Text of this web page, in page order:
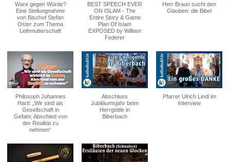
Ware gegen Würde?
Eine Stellungnahme
von Bischof Stefan
Oster zum Thema
Leihmutterschaft
BEST SPEECH EVER
ON ISLAM - The
Entire Story & Game
Plan Of Islam
EXPOSED by William
Federer
Herr Braun sucht den
Glauben: die Bibel
Philosoph Johannes
Hartl: „Wir sind als
Gesellschaft in
Gefahr, Abschied von
der Realität zu
nehmen“
Abschluss
Jubiläumsjahr beim
Herrgöttle in
Biberbach
Pfarrer Ulrich Lindl im
Interview